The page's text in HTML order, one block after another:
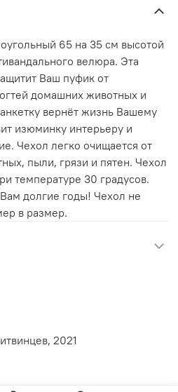
65 на 35 см высотой
велюра. Эта
Ваш пуфик от
домашних животных и
вернёт жизнь Вашему
изюминку интерьеру и
Чехол легко очищается от
пыли, грязи и пятен. Чехол
температуре 30 градусов.
долгие годы! Чехол не
в размер.
2021